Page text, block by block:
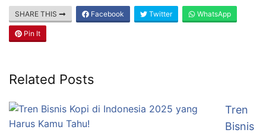
SHARE THIS Facebook Twitter WhatsApp
Pin It
Related Posts
Tren
Bisnis